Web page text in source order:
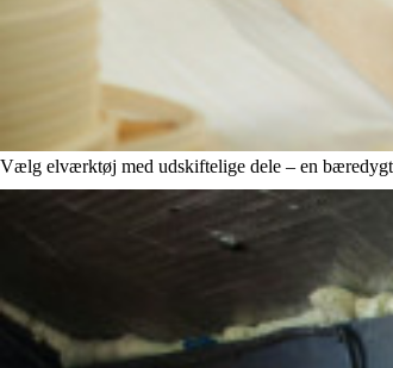
Vælg elværktøj med udskiftelige dele – en